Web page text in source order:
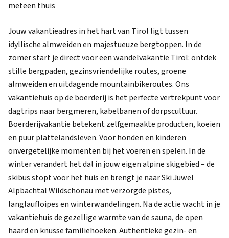
meteen thuis
Jouw vakantieadres in het hart van Tirol ligt tussen
idyllische almweiden en majestueuze bergtoppen. In de
zomer start je direct voor een wandelvakantie Tirol: ontdek
stille bergpaden, gezinsvriendelijke routes, groene
almweiden en uitdagende mountainbikeroutes. Ons
vakantiehuis op de boerderij is het perfecte vertrekpunt voor
dagtrips naar bergmeren, kabelbanen of dorpscultuur.
Boerderijvakantie betekent zelfgemaakte producten, koeien
en puur plattelandsleven. Voor honden en kinderen
onvergetelijke momenten bij het voeren en spelen. In de
winter verandert het dal in jouw eigen alpine skigebied – de
skibus stopt voor het huis en brengt je naar Ski Juwel
Alpbachtal Wildschönau met verzorgde pistes,
langlaufloipes en winterwandelingen. Na de actie wacht in je
vakantiehuis de gezellige warmte van de sauna, de open
haard en knusse familiehoeken. Authentieke gezin- en